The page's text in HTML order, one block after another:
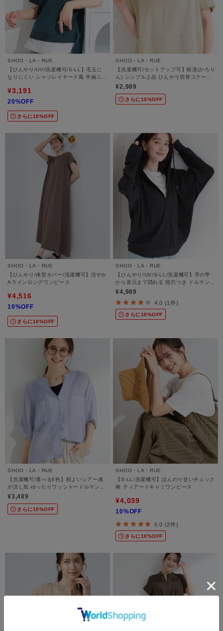
SHOO・LA・RUE
【ひんやり/UV/洗濯機可/S-LL】毛玉に
なりにくい シャツレイヤード風 半袖ニッ
¥3,191
20%OFF
さらに10%OFF
SHOO・LA・RUE
【洗濯機可/セットアップ可】軽凛(かろり
ん) シンプル上品 ひんやり切替コクーン
トップス
¥2,989
さらに15%OFF
SHOO・LA・RUE
【ひんやり/体型カバー/洗濯機可】涼やか
Aラインロングワンピース
¥4,516
10%OFF
さらに10%OFF
SHOO・LA・RUE
【ひんやり/UV/S-LL/洗濯機可】手の甲
から首元まで隠れる 指穴つき ドルマンパ
ーカー
¥4,989
4.0 (1件)
さらに10%OFF
SHOO・LA・RUE
【洗濯機可/選べる6色】程よいシアー感
が涼し気 ゆったりワッシャードルマンブ
ラウス
¥3,489
さらに10%OFF
SHOO・LA・RUE
【S-LL/洗濯機可】ほんのり甘いチェック
柄 ティアードキャミワンピース
¥4,039
10%OFF
5.0 (2件)
さらに10%OFF